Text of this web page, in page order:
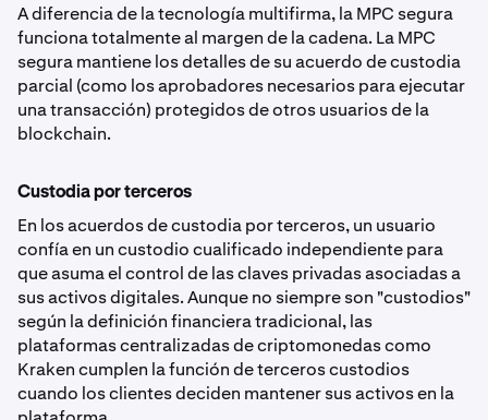
A diferencia de la tecnología multifirma, la MPC segura
funciona totalmente al margen de la cadena. La MPC
segura mantiene los detalles de su acuerdo de custodia
parcial (como los aprobadores necesarios para ejecutar
una transacción) protegidos de otros usuarios de la
blockchain.
Custodia por terceros
En los acuerdos de custodia por terceros, un usuario
confía en un custodio cualificado independiente para
que asuma el control de las claves privadas asociadas a
sus activos digitales. Aunque no siempre son "custodios"
según la definición financiera tradicional, las
plataformas centralizadas de criptomonedas como
Kraken cumplen la función de terceros custodios
cuando los clientes deciden mantener sus activos en la